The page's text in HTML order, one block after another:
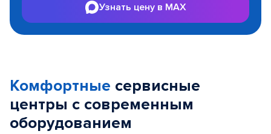
Узнать цену в MAX
Комфортные сервисные
центры с современным
оборудованием